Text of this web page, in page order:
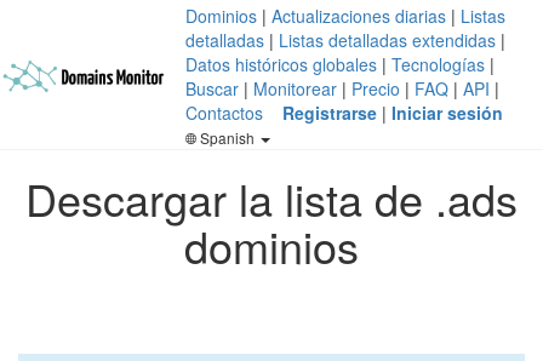
Dominios | Actualizaciones diarias | Listas
detalladas | Listas detalladas extendidas |
Datos históricos globales | Tecnologías |
Buscar | Monitorear | Precio | FAQ | API |
Contactos
Registrarse | Iniciar sesión
Spanish
Descargar la lista de .ads
dominios